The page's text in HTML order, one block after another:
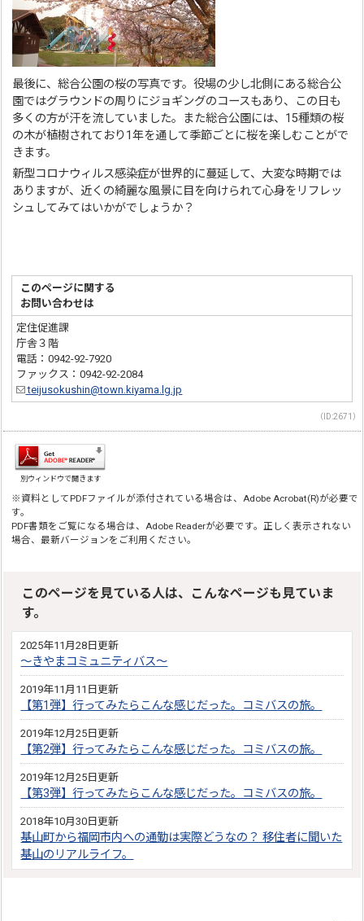
最後に、総合公園の桜の写真です。役場の少し北側にある総合公
園ではグラウンドの周りにジョギングのコースもあり、この日も
多くの方が汗を流していました。また総合公園には、15種類の桜
の木が植樹されており1年を通して季節ごとに桜を楽しむことがで
きます。
新型コロナウィルス感染症が世界的に蔓延して、大変な時期では
ありますが、近くの綺麗な風景に目を向けられて心身をリフレッ
シュしてみてはいかがでしょうか？
このページに関する
お問い合わせは
定住促進課
庁舎３階
電話：0942-92-7920
ファックス：0942-92-2084
teijusokushin@town.kiyama.lg.jp
（ID:2671）
別ウィンドウで開きます
※資料としてPDFファイルが添付されている場合は、Adobe Acrobat(R)が必要で
す。
PDF書類をご覧になる場合は、Adobe Readerが必要です。正しく表示されない
場合、最新バージョンをご利用ください。
このページを見ている人は、こんなページも見ていま
す。
2025年11月28日更新
～きやまコミュニティバス～
2019年11月11日更新
【第1弾】行ってみたらこんな感じだった。コミバスの旅。
2019年12月25日更新
【第2弾】行ってみたらこんな感じだった。コミバスの旅。
2019年12月25日更新
【第3弾】行ってみたらこんな感じだった。コミバスの旅。
2018年10月30日更新
基山町から福岡市内への通勤は実際どうなの？ 移住者に聞いた
基山のリアルライフ。